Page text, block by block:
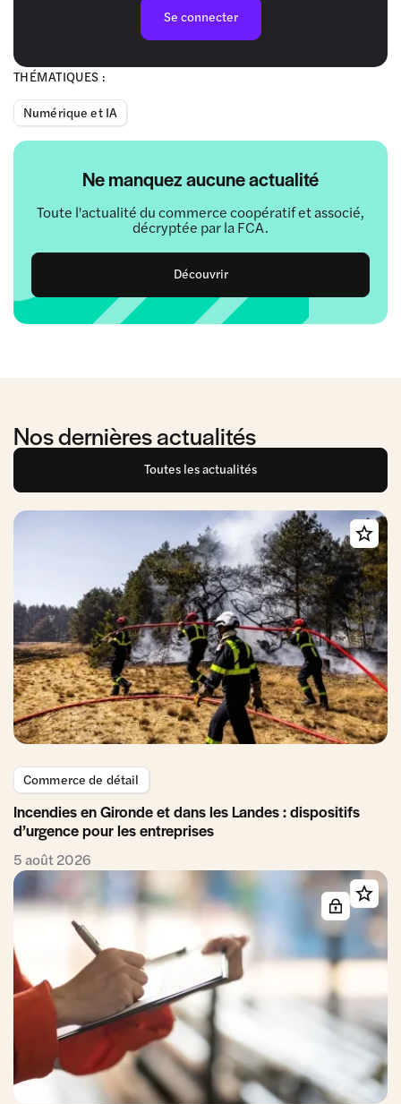
THÉMATIQUES :
Numérique et IA
Ne manquez aucune actualité
Toute l'actualité du commerce coopératif et associé,
décryptée par la FCA.
Découvrir
Se connecter
Nos dernières actualités
Toutes les actualités
Commerce de détail
Incendies en Gironde et dans les Landes : dispositifs
d’urgence pour les entreprises
5 août 2026